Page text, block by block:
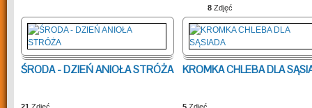
8 Zdjęć
ŚRODA - DZIEŃ ANIOŁA STRÓŻA KROMKA CHLEBA DLA